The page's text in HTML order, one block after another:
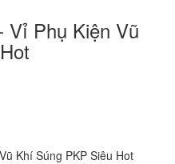
Vỉ Phụ Kiện Vũ
Khí Súng PKP Siêu Hot